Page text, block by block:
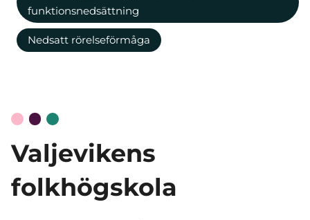
funktionsnedsättning
Nedsatt rörelseförmåga
Valjevikens
folkhögskola